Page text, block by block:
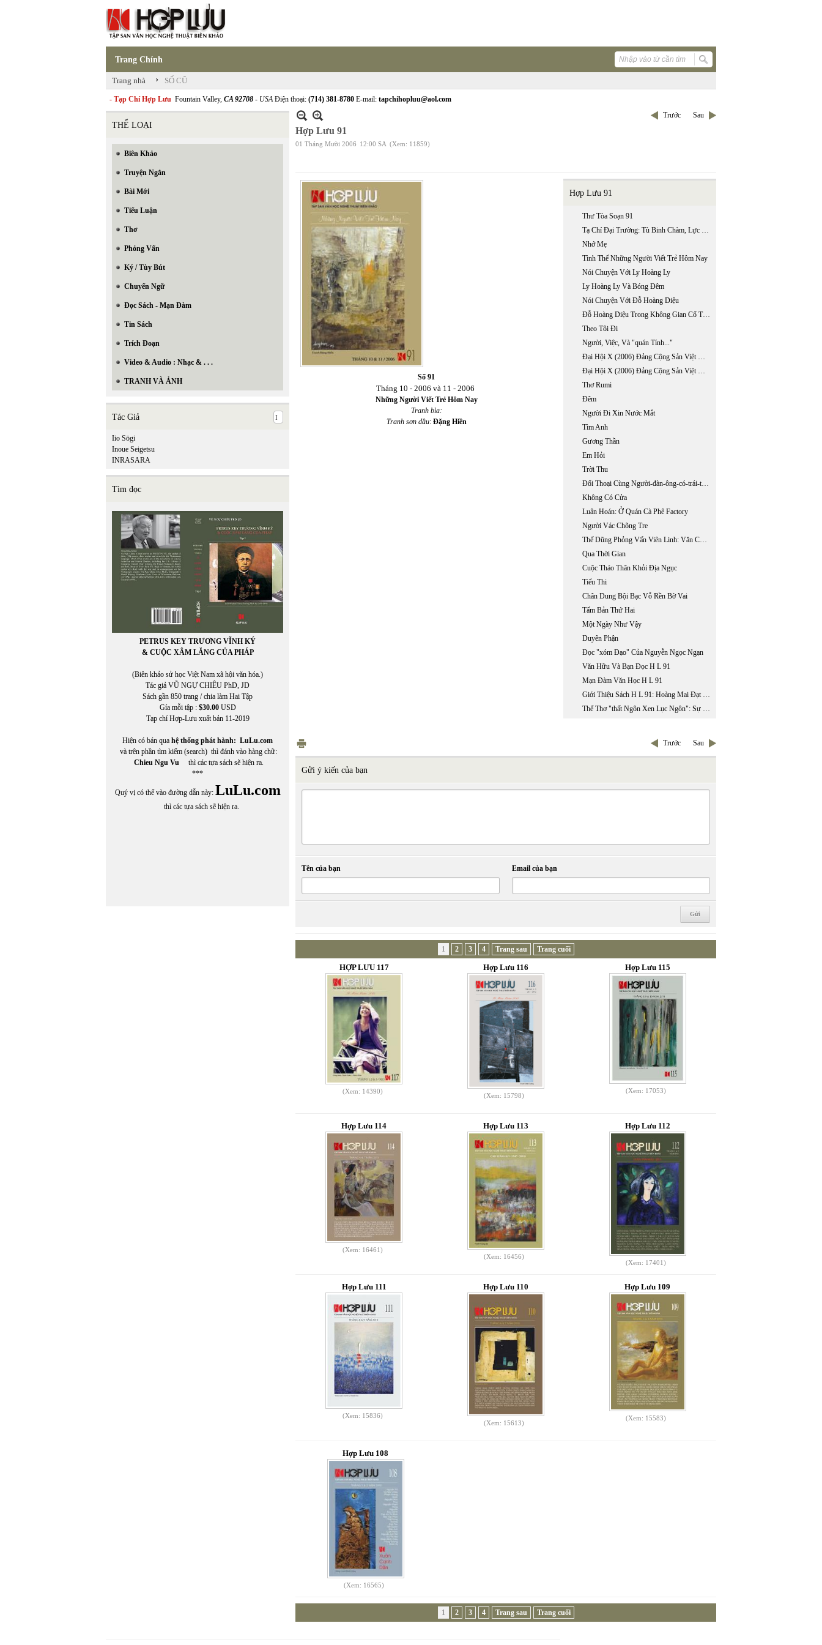
Trang Chính
Trang nhà › SỐ CŨ
- Tạp Chí Hợp Lưu Fountain Valley, CA 92708 - USAĐiện thoại: (714) 381-8780 E-mail: tapchihopluu@aol.com
THỂ LOẠI
Biên Khảo
Truyện Ngắn
Bài Mới
Tiểu Luận
Thơ
Phỏng Vấn
Ký / Tùy Bút
Chuyển Ngữ
Đọc Sách - Mạn Đàm
Tin Sách
Trích Đoạn
Video & Audio : Nhạc & . . .
TRANH VÀ ẢNH
Tác Giả
Iio Sōgi
Inoue Seigetsu
INRASARA
Tìm đọc
PETRUS KEY TRƯƠNG VĨNH KÝ
& CUỘC XÂM LĂNG CỦA PHÁP
(Biên khảo sử học Việt Nam xã hội văn hóa.)
Tác giả VŨ NGỰ CHIÊU PhD, JD
Sách gần 850 trang / chia làm Hai Tập
Gía mỗi tập : $30.00USD
Tạp chí Hợp-Lưu xuất bản 11-2019
Hiện có bán qua hệ thống phát hành: LuLu.com
và trên phần tìm kiếm (search) thì đánh vào hàng chữ:
Chieu Ngu Vu thì các tựa sách sẽ hiện ra.
***
Quý vị có thể vào đường dẫn này: LuLu.com
thì các tựa sách sẽ hiện ra.
Trước Sau
Hợp Lưu 91
01 Tháng Mười 2006 12:00 SA (Xem: 11859)
Hợp Lưu 91
Thư Tòa Soạn 91
Tạ Chí Đại Trường: Tù Binh Chàm, Lực Lượng Sản Xuất Riêng Biệt Của Lí
Nhớ Mẹ
Tình Thế Những Người Viết Trẻ Hôm Nay
Nói Chuyện Với Ly Hoàng Ly
Ly Hoàng Ly Và Bóng Đêm
Nói Chuyện Với Đỗ Hoàng Diệu
Đỗ Hoàng Diệu Trong Không Gian Cổ Tích Huyền Ảo
Theo Tôi Đi
Người, Việc, Và "quán Tính..."
Đại Hội X (2006) Đảng Cộng Sản Việt Nam:một Đại Hội Tiền Chế (phần 1)
Đại Hội X (2006) Đảng Cộng Sản Việt Nam:một Đại Hội Tiền Chế (phần 2)
Thơ Rumi
Đêm
Người Đi Xin Nước Mắt
Tìm Anh
Gương Thần
Em Hỏi
Trời Thu
Đối Thoại Cùng Người-đàn-ông-có-trái-tim-bên-phải
Không Có Cửa
Luân Hoán: Ở Quán Cà Phê Factory
Người Vác Chõng Tre
Thế Dũng Phỏng Vấn Viên Linh: Văn Chương Tôi Không Phục Vụ Niềm Vui
Qua Thời Gian
Cuộc Tháo Thân Khỏi Địa Ngục
Tiểu Thi
Chân Dung Bội Bạc Vỗ Rền Bờ Vai
Tấm Bản Thứ Hai
Một Ngày Như Vậy
Duyên Phận
Đọc "xóm Đạo" Của Nguyễn Ngọc Ngạn
Văn Hữu Và Bạn Đọc H L 91
Mạn Đàm Văn Học H L 91
Giới Thiệu Sách H L 91: Hoàng Mai Đạt Phụ Trách
Thể Thơ "thất Ngôn Xen Lục Ngôn": Sự Sáng Tạo Thể Loại Đầu Tiên Trong Lịch Sử Văn Học Việt Nam
Số 91
Tháng 10 - 2006 và 11 - 2006
Những Người Viết Trẻ Hôm Nay
Tranh bìa:
Tranh sơn dầu: Đặng Hiền
Trước Sau
Gửi ý kiến của bạn
Tên của bạn Email của bạn
1 2 3 4 Trang sau Trang cuối
HỢP LƯU 117
(Xem: 14390)
Hợp Lưu 116
(Xem: 15798)
Hợp Lưu 115
(Xem: 17053)
Hợp Lưu 114
(Xem: 16461)
Hợp Lưu 113
(Xem: 16456)
Hợp Lưu 112
(Xem: 17401)
Hợp Lưu 111
(Xem: 15836)
Hợp Lưu 110
(Xem: 15613)
Hợp Lưu 109
(Xem: 15583)
Hợp Lưu 108
(Xem: 16565)
1 2 3 4 Trang sau Trang cuối